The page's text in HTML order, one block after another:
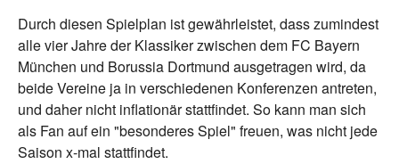
Durch diesen Spielplan ist gewährleistet, dass zumindest
alle vier Jahre der Klassiker zwischen dem FC Bayern
München und Borussia Dortmund ausgetragen wird, da
beide Vereine ja in verschiedenen Konferenzen antreten,
und daher nicht inflationär stattfindet. So kann man sich
als Fan auf ein "besonderes Spiel" freuen, was nicht jede
Saison x-mal stattfindet.